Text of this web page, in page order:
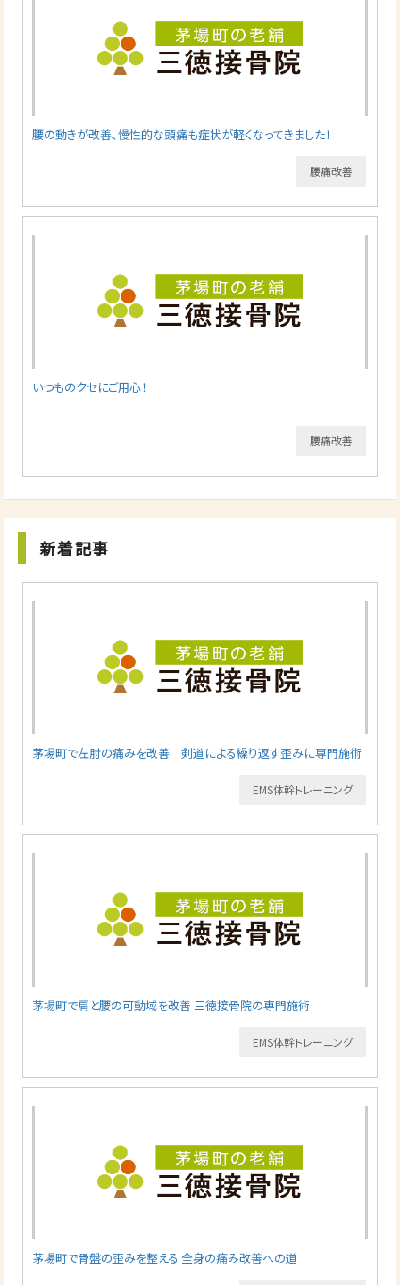
腰の動きが改善、慢性的な頭痛も症状が軽くなってきました！
腰痛改善
いつものクセにご用心！
腰痛改善
新着記事
茅場町で左肘の痛みを改善 剣道による繰り返す歪みに専門施術
EMS体幹トレーニング
茅場町で肩と腰の可動域を改善 三徳接骨院の専門施術
EMS体幹トレーニング
茅場町で骨盤の歪みを整える 全身の痛み改善への道